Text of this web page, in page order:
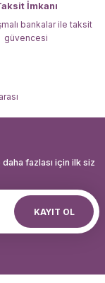
İmkanı
bankalar ile taksit
güvencesi
fazlası için ilk siz
KAYIT OL